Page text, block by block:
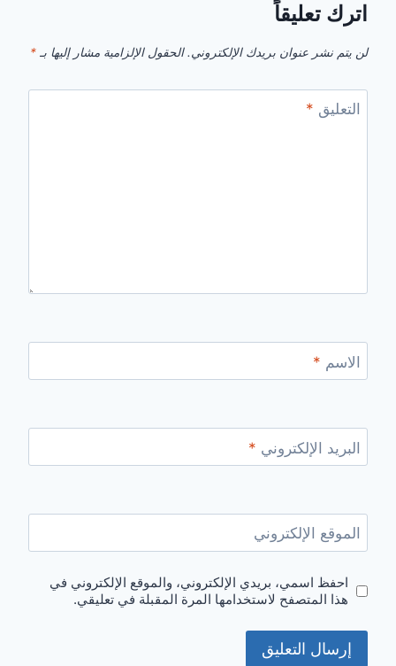
اترك تعليقاً
لن يتم نشر عنوان بريدك الإلكتروني. الحقول الإلزامية مشار إليها بـ *
التعليق *
الاسم *
البريد الإلكتروني *
الموقع الإلكتروني
احفظ اسمي، بريدي الإلكتروني، والموقع الإلكتروني في
هذا المتصفح لاستخدامها المرة المقبلة في تعليقي.